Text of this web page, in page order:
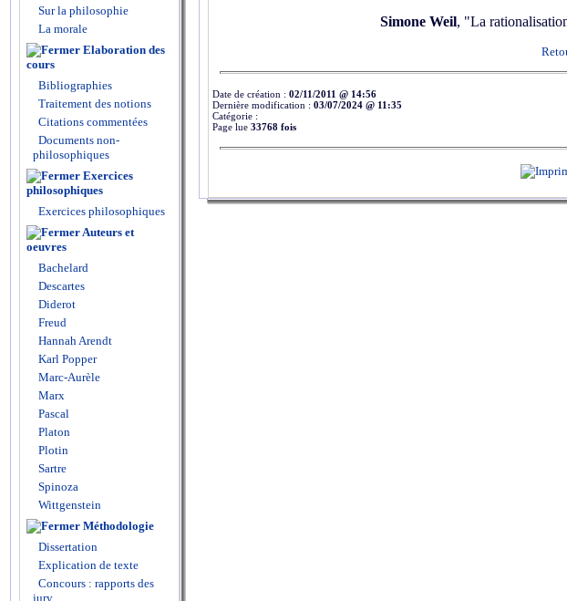
Sur la philosophie
La morale
Elaboration des
cours
Bibliographies
Traitement des notions
Citations commentées
Documents non-
philosophiques
Exercices
philosophiques
Exercices philosophiques
Auteurs et
oeuvres
Bachelard
Descartes
Diderot
Freud
Hannah Arendt
Karl Popper
Marc-Aurèle
Marx
Pascal
Platon
Plotin
Sartre
Spinoza
Wittgenstein
Méthodologie
Dissertation
Explication de texte
Concours : rapports des
jury
Simone Weil, "La
Date de création : 02/11/2011 @ 14:56
Dernière modification : 03/07/2024 @ 11:35
Catégorie :
Page lue 33768 fois